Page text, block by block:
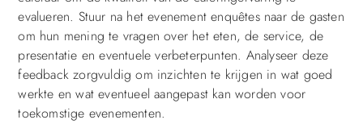
evalueren. Stuur na het evenement enquêtes naar de gasten
om hun mening te vragen over het eten, de service, de
presentatie en eventuele verbeterpunten. Analyseer deze
feedback zorgvuldig om inzichten te krijgen in wat goed
werkte en wat eventueel aangepast kan worden voor
toekomstige evenementen.